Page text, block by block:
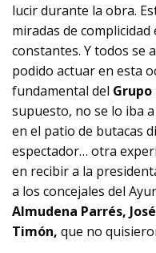
lucir durante la obra.
miradas de
constantes. Y todos se
podido actuar en esta
fundamental del Grupo
supuesto, no se lo iba
en el patio de butacas
espectador… otra
en recibir a la
a los concejales del
Almudena Parrés,
Timón, que no